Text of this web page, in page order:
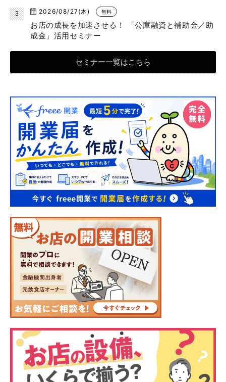
2026/08/27(木) 無料
お店の成長を加速させる！ 「公庫融資と補助金／助
成金」活用セミナー
セミナー一覧はこちら